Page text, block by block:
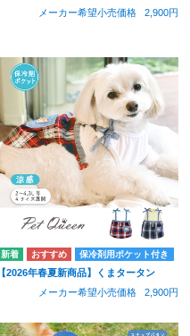
メーカー希望小売価格
2,900円
保冷剤用ポケット付き
【2026年春夏新商品】くまタータン
メーカー希望小売価格
2,900円